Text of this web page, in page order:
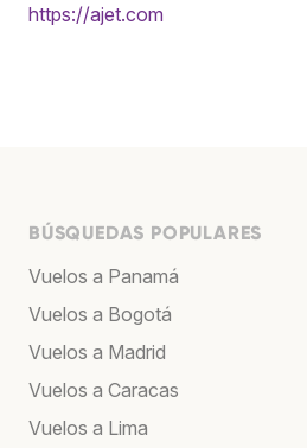
https://ajet.com
BÚSQUEDAS POPULARES
Vuelos a Panamá
Vuelos a Bogotá
Vuelos a Madrid
Vuelos a Caracas
Vuelos a Lima